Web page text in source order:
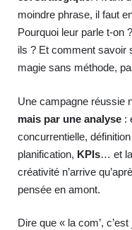
moindre phrase, il faut
Pourquoi leur parle t-on
ils ? Et comment savoir
magie sans méthode,
Une campagne réussie
mais par une analyse :
concurrentielle,
planification, KPIs… et
créativité n’arrive
pensée en amont.
Dire que « la com’,